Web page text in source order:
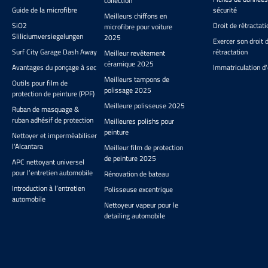
Guide de la microfibre
SiO2
Sliliciumversiegelungen
Surf City Garage Dash Away
Avantages du ponçage à sec
Outils pour film de
protection de peinture (PPF)
Ruban de masquage &
ruban adhésif de protection
Nettoyer et imperméabiliser
l'Alcantara
APC nettoyant universel
pour l’entretien automobile
Introduction à l’entretien
automobile
Meilleurs chiffons en
microfibre pour voiture
2025
Meilleur revêtement
céramique 2025
Meilleurs tampons de
polissage 2025
Meilleure polisseuse 2025
Meilleures polishs pour
peinture
Meilleur film de protection
de peinture 2025
Rénovation de bateau
Polisseuse excentrique
Nettoyeur vapeur pour le
detailing automobile
sécurité
Droit de
Exercer son droit
rétractation
Immatriculation